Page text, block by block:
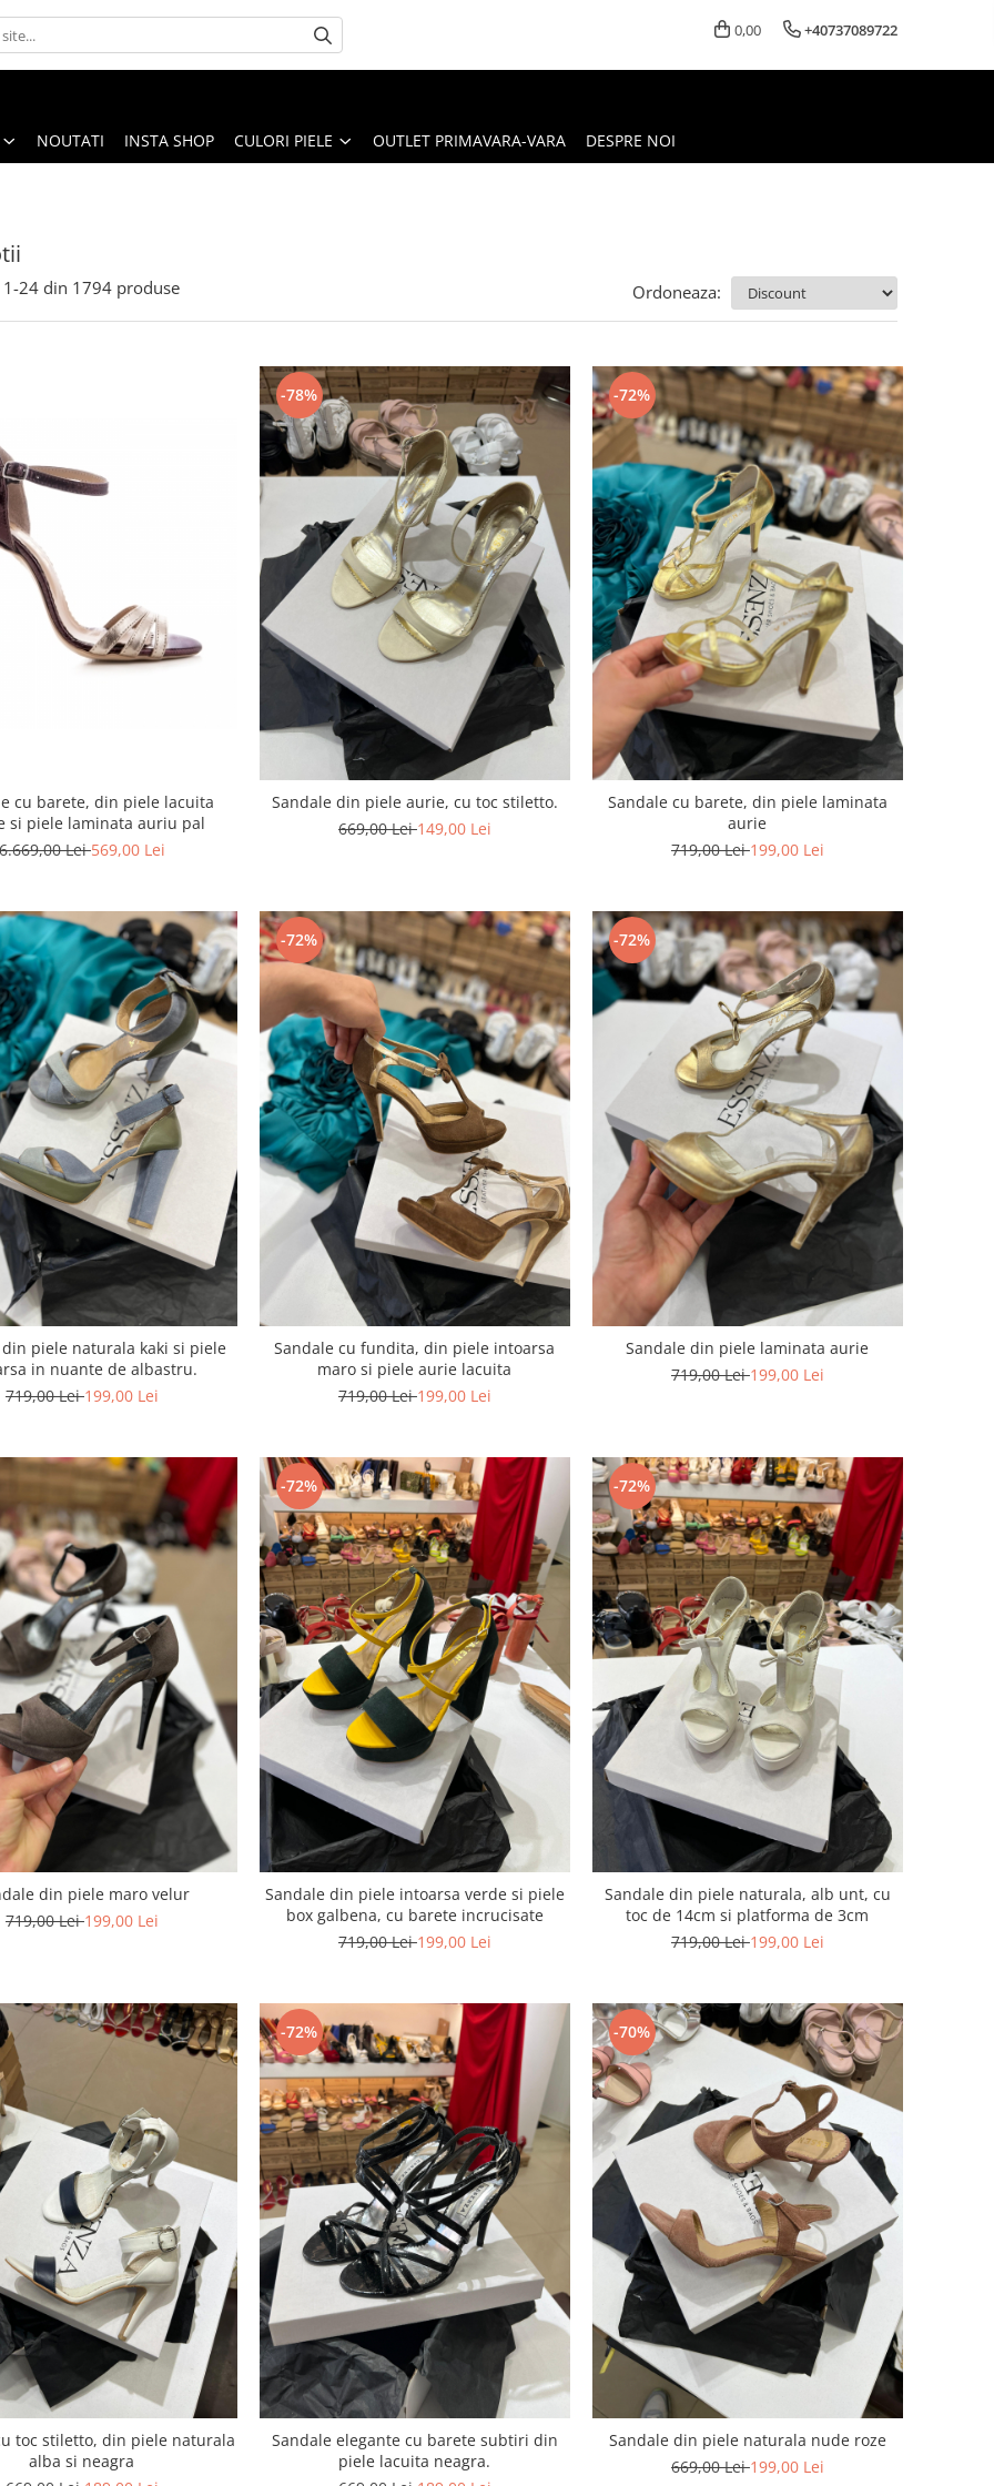
0,00 +40737089722
NOUTATI INSTA SHOP CULORI PIELE OUTLET PRIMAVARA-VARA DESPRE NOI
1-24 din 1794 produse Ordoneaza:
cu barete, din piele lacuita
si piele laminata auriu pal
Lei569,00 Lei
-78%
Sandale din piele aurie, cu toc stiletto.
669,00 Lei149,00 Lei
-72%
Sandale cu barete, din piele laminata
aurie
719,00 Lei199,00 Lei
din piele naturala kaki si piele
in nuante de albastru.
719,00 Lei199,00 Lei
-72%
Sandale cu fundita, din piele intoarsa
maro si piele aurie lacuita
719,00 Lei199,00 Lei
-72%
Sandale din piele laminata aurie
719,00 Lei199,00 Lei
din piele maro velur
719,00 Lei199,00 Lei
-72%
Sandale din piele intoarsa verde si piele
box galbena, cu barete incrucisate
719,00 Lei199,00 Lei
-72%
Sandale din piele naturala, alb unt, cu
toc de 14cm si platforma de 3cm
719,00 Lei199,00 Lei
toc stiletto, din piele naturala
alba si neagra
-72%
Sandale elegante cu barete subtiri din
piele lacuita neagra.
-70%
Sandale din piele naturala nude roze
669,00 Lei199,00 Lei